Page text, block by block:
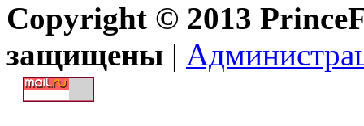
Copyright © 2013
защищены |